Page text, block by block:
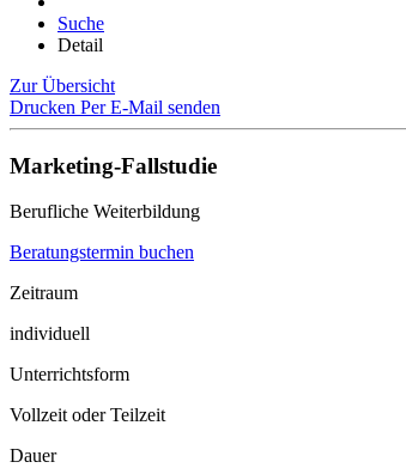
Suche
Detail
Zur Übersicht
Drucken Per E-Mail senden
Marketing-Fallstudie
Berufliche Weiterbildung
Beratungstermin buchen
Zeitraum
individuell
Unterrichtsform
Vollzeit oder Teilzeit
Dauer